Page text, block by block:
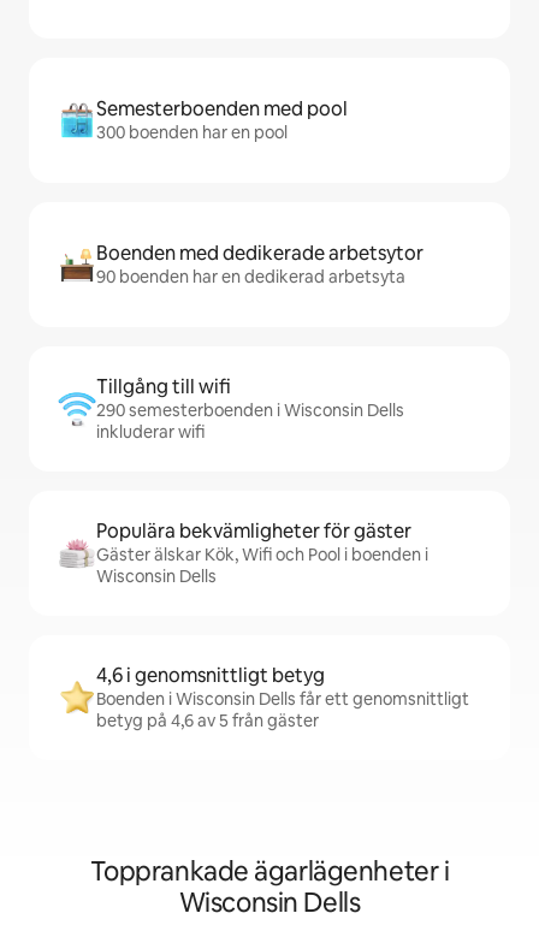
Semesterboenden med pool
300 boenden har en pool
Boenden med dedikerade arbetsytor
90 boenden har en dedikerad arbetsyta
Tillgång till wifi
290 semesterboenden i Wisconsin Dells
inkluderar wifi
Populära bekvämligheter för gäster
Gäster älskar Kök, Wifi och Pool i boenden i
Wisconsin Dells
4,6 i genomsnittligt betyg
Boenden i Wisconsin Dells får ett genomsnittligt
betyg på 4,6 av 5 från gäster
Topprankade ägarlägenheter i
Wisconsin Dells